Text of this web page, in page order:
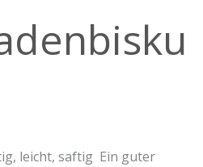
leicht, saftig Ein guter